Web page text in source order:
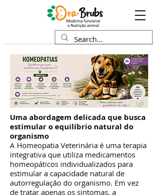
Uma abordagem delicada que busca
estimular o equilíbrio natural do
organismo
A Homeopatia Veterinária é uma terapia
integrativa que utiliza medicamentos
homeopáticos individualizados para
estimular a capacidade natural de
autorregulação do organismo. Em vez
de tratar apenas os sintomas, a